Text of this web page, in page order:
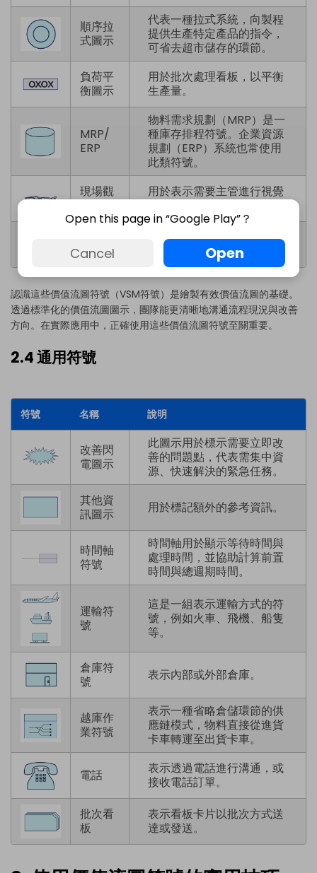
順序拉
式圖示
代表一種拉式系統，向製程
提供生產特定產品的指令，
可省去超市儲存的環節。
負荷平
衡圖示
用於批次處理看板，以平衡
生產量。
MRP/
ERP
物料需求規劃（MRP）是一
種庫存排程符號。企業資源
規劃（ERP）系統也常使用
此類符號。
現場觀
用於表示需要主管進行視覺
訊
表示口頭與個人之間的資訊
認識這些價值流圖符號（VSM符號）是繪製有效價值流圖的基礎。
透過標準化的價值流圖圖示，團隊能更清晰地溝通流程現況與改善
方向。在實際應用中，正確使用這些價值流圖符號至關重要。
2.4 通用符號
符號 名稱 說明
改善閃
電圖示
此圖示用於標示需要立即改
善的問題點，代表需集中資
源、快速解決的緊急任務。
其他資
訊圖示
用於標記額外的參考資訊。
時間軸
符號
時間軸用於顯示等待時間與
處理時間，並協助計算前置
時間與總週期時間。
運輸符
號
這是一組表示運輸方式的符
號，例如火車、飛機、船隻
等。
倉庫符
號
表示內部或外部倉庫。
越庫作
業符號
表示一種省略倉儲環節的供
應鏈模式，物料直接從進貨
卡車轉運至出貨卡車。
電話
表示透過電話進行溝通，或
接收電話訂單。
批次看
板
表示看板卡片以批次方式送
達或發送。
Open this page in “Google Play”？
Cancel Open